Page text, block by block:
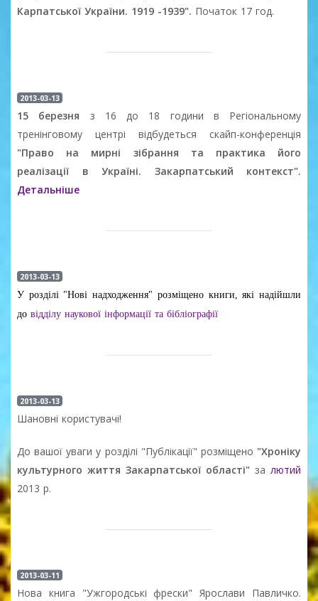
Карпатської України. 1919 -1939". Початок 17 год.
2013-03-13
15 березня з 16 до 18 години в Регіональному
тренінговому центрі відбудеться скайп-конференція
"Право на мирні зібрання та практика його
реалізації в Україні. Закарпатський контекст".
Детальніше
2013-03-13
У розділі "Нові надходження" розміщено книги, які надійшли
до відділу наукової інформації та бібліографії
2013-03-13
Шановні користувачі!
До вашої уваги у розділі "Публікації" розміщено "Хроніку
культурного життя Закарпатської області" за лютий
2013 р.
2013-03-11
Нова книга "Ужгородські фрески" Ярослави Павличко.